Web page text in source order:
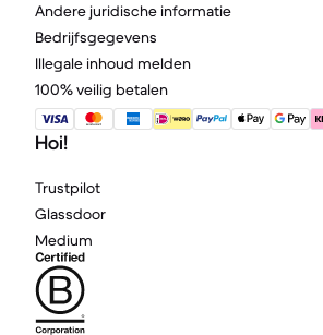
Andere juridische informatie
Bedrijfsgegevens
Illegale inhoud melden
100% veilig betalen
Hoi!
Trustpilot
Glassdoor
Medium